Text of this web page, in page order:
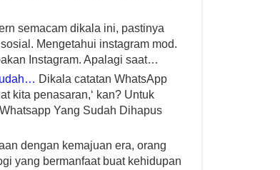
semacam dikala ini, pastinya
Mengetahui instagram mod.
Instagram. Apalagi saat…
Dikala catatan WhatsApp
kita penasaran,‘ kan? Untuk
Yang Sudah Dihapus
dengan kemajuan era, orang
yang bermanfaat buat kehidupan